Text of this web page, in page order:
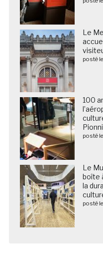
Le
posté
100
posté
Le
boîte
la
posté